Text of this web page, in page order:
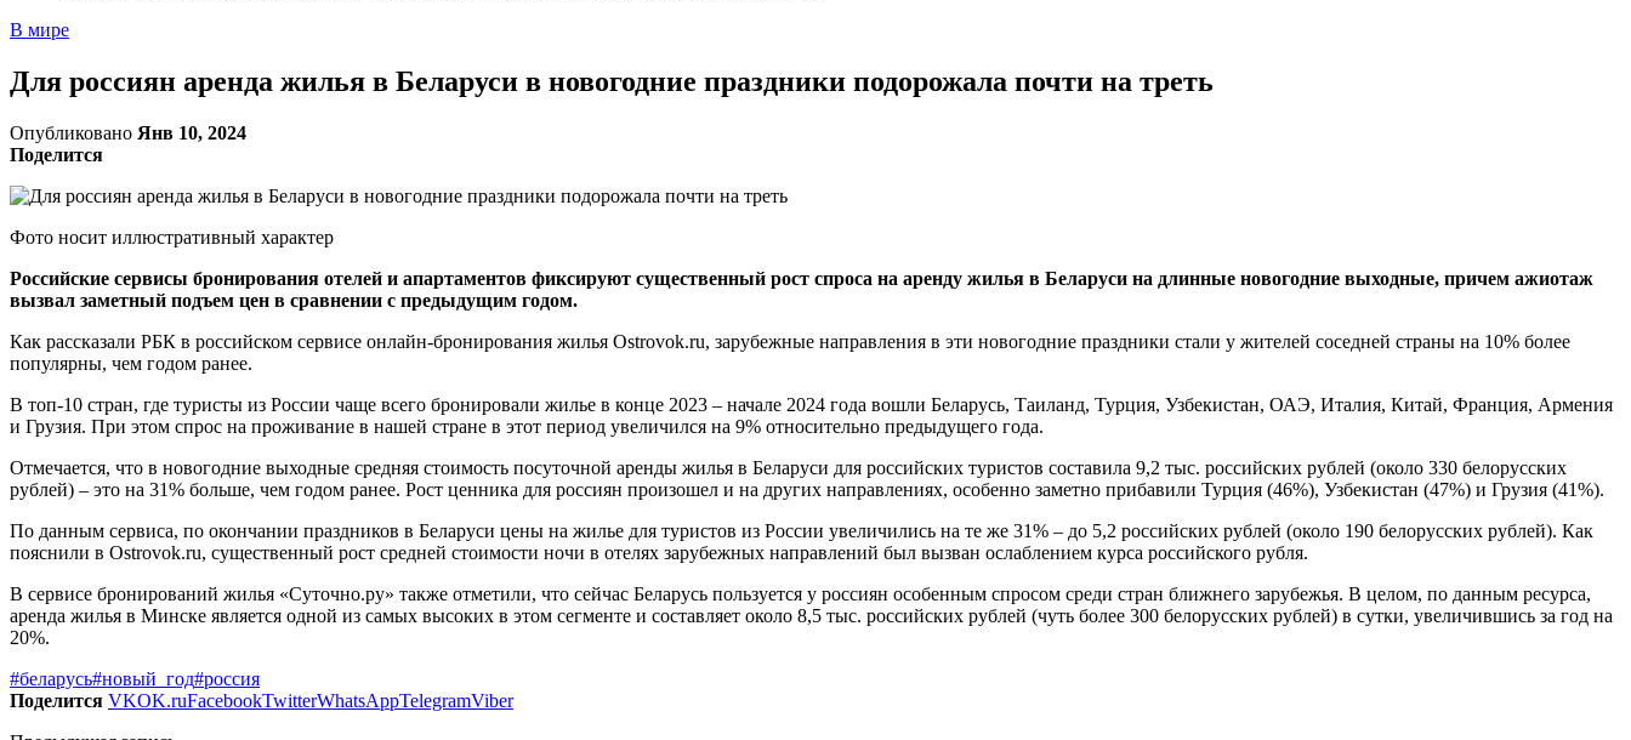
В мире
Для россиян аренда жилья в Беларуси в новогодние праздники подорожала почти на треть
Опубликовано Янв 10, 2024
Поделится
Фото носит иллюстративный характер
Российские сервисы бронирования отелей и апартаментов фиксируют существенный рост спроса на аренду жилья в Беларуси на длинные новогодние выходные, причем ажиотаж
вызвал заметный подъем цен в сравнении с предыдущим годом.
Как рассказали РБК в российском сервисе онлайн-бронирования жилья Ostrovok.ru, зарубежные направления в эти новогодние праздники стали у жителей соседней страны на 10% более
популярны, чем годом ранее.
В топ-10 стран, где туристы из России чаще всего бронировали жилье в конце 2023 – начале 2024 года вошли Беларусь, Таиланд, Турция, Узбекистан, ОАЭ, Италия, Китай, Франция, Армения
и Грузия. При этом спрос на проживание в нашей стране в этот период увеличился на 9% относительно предыдущего года.
Отмечается, что в новогодние выходные средняя стоимость посуточной аренды жилья в Беларуси для российских туристов составила 9,2 тыс. российских рублей (около 330 белорусских
рублей) – это на 31% больше, чем годом ранее. Рост ценника для россиян произошел и на других направлениях, особенно заметно прибавили Турция (46%), Узбекистан (47%) и Грузия (41%).
По данным сервиса, по окончании праздников в Беларуси цены на жилье для туристов из России увеличились на те же 31% – до 5,2 российских рублей (около 190 белорусских рублей). Как
пояснили в Ostrovok.ru, существенный рост средней стоимости ночи в отелях зарубежных направлений был вызван ослаблением курса российского рубля.
В сервисе бронирований жилья «Суточно.ру» также отметили, что сейчас Беларусь пользуется у россиян особенным спросом среди стран ближнего зарубежья. В целом, по данным ресурса,
аренда жилья в Минске является одной из самых высоких в этом сегменте и составляет около 8,5 тыс. российских рублей (чуть более 300 белорусских рублей) в сутки, увеличившись за год на
20%.
#беларусь#новый_год#россия
Поделится VKOK.ruFacebookTwitterWhatsAppTelegramViber